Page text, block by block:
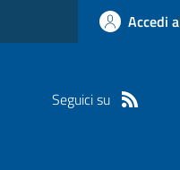
Accedi
Seguici su